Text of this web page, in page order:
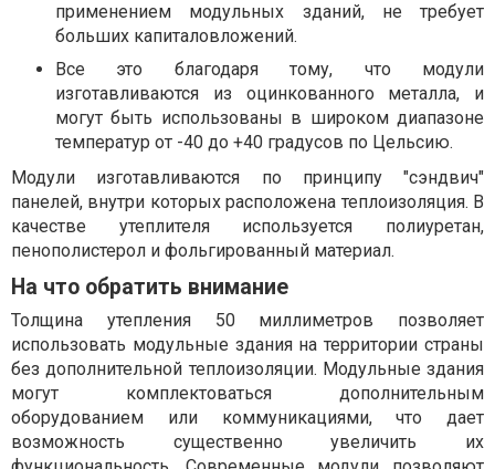
применением модульных зданий, не требует
больших капиталовложений.
Все это благодаря тому, что модули
изготавливаются из оцинкованного металла, и
могут быть использованы в широком диапазоне
температур от -40 до +40 градусов по Цельсию.
Модули изготавливаются по принципу "сэндвич"
панелей, внутри которых расположена теплоизоляция. В
качестве утеплителя используется полиуретан,
пенополистерол и фольгированный материал.
На что обратить внимание
Толщина утепления 50 миллиметров позволяет
использовать модульные здания на территории страны
без дополнительной теплоизоляции. Модульные здания
могут комплектоваться дополнительным
оборудованием или коммуникациями, что дает
возможность существенно увеличить их